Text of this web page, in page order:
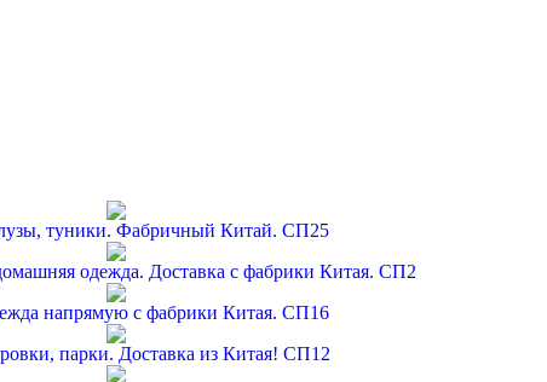
туники. Фабричный Китай. СП25
одежда. Доставка с фабрики Китая. СП2
напрямую с фабрики Китая. СП16
парки. Доставка из Китая! СП12